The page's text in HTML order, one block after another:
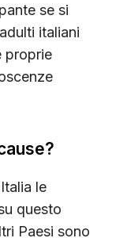
se si
italiani
proprie
le
questo
Paesi sono